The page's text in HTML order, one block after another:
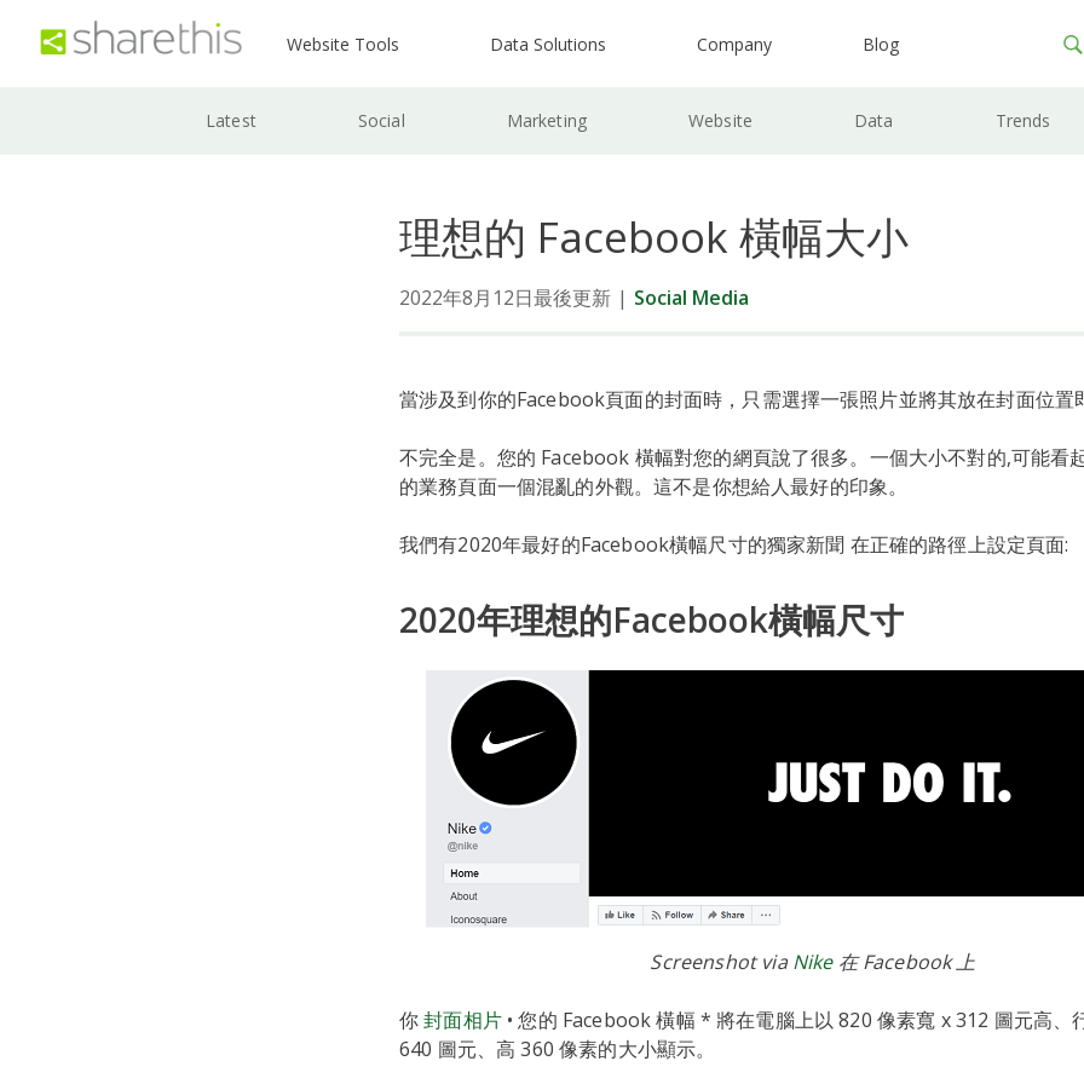
Website Tools Data Solutions Company Blog
Latest Social Marketing Website Data Trends
理想的 Facebook 橫幅大小
2022年8月12日最後更新 | Social Media
當涉及到你的Facebook頁面的封面時，只需選擇一張照片並將其放在封面位置
不完全是。您的 Facebook 橫幅對您的網頁說了很多。一個大小不對的,可能看
的業務頁面一個混亂的外觀。這不是你想給人最好的印象。
我們有2020年最好的Facebook橫幅尺寸的獨家新聞 在正確的路徑上設定頁面:
2020年理想的Facebook橫幅尺寸
Screenshot via Nike在 Facebook 上
你封面相片• 您的 Facebook 橫幅 * 將在電腦上以 820 像素寬 x 312 圖元高、
640 圖元、高 360 像素的大小顯示。